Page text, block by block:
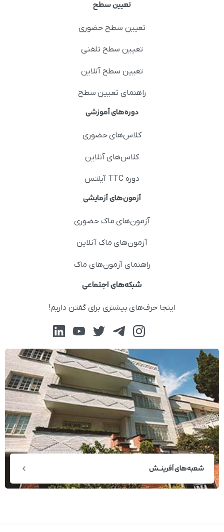
تعیین سطح
تعیین سطح حضوری
تعیین سطح تلفنی
تعیین سطح آنلاین
راهنمای تعیین سطح
دوره‌های آموزشی
کلاس‌های حضوری
کلاس‌های آنلاین
دوره TTC آیلتس
آزمون‌های آزمایشی
آزمون‌های ماک حضوری
آزمون‌های ماک آنلاین
راهنمای آزمون‌های ماک
شبکه‌های اجتماعی
اینجا حرف‌های بیشتری برای گفتن داریم!
شعبه‌های آفرینــش